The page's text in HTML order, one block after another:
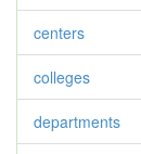
centers
colleges
departments